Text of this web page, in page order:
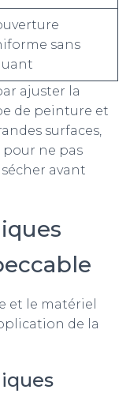
sans
ajuster la
de peinture et
surfaces,
ne pas
avant
et le matériel
de la